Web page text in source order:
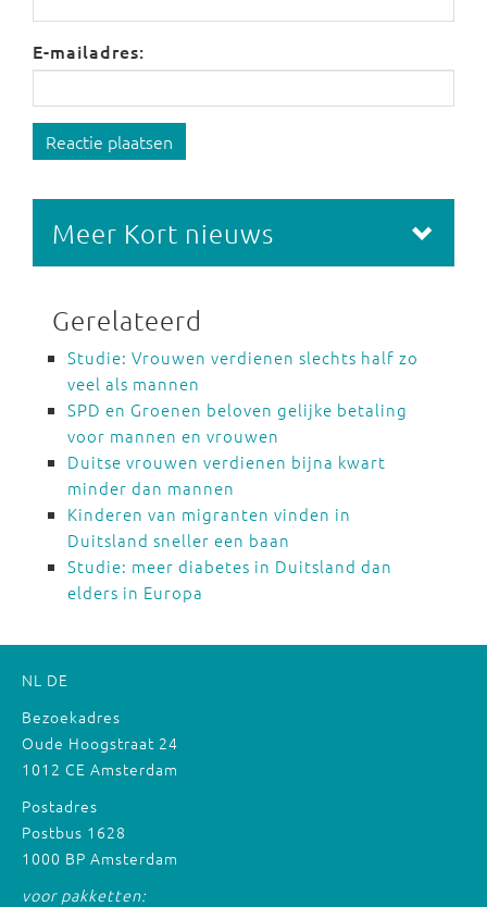
E-mailadres:
Reactie plaatsen
Meer Kort nieuws
Gerelateerd
Studie: Vrouwen verdienen slechts half zo
veel als mannen
SPD en Groenen beloven gelijke betaling
voor mannen en vrouwen
Duitse vrouwen verdienen bijna kwart
minder dan mannen
Kinderen van migranten vinden in
Duitsland sneller een baan
Studie: meer diabetes in Duitsland dan
elders in Europa
NL DE
Bezoekadres
Oude Hoogstraat 24
1012 CE Amsterdam
Postadres
Postbus 1628
1000 BP Amsterdam
voor pakketten: